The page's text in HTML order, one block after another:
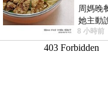
周媽晚
她主動
後，我
8 小時前